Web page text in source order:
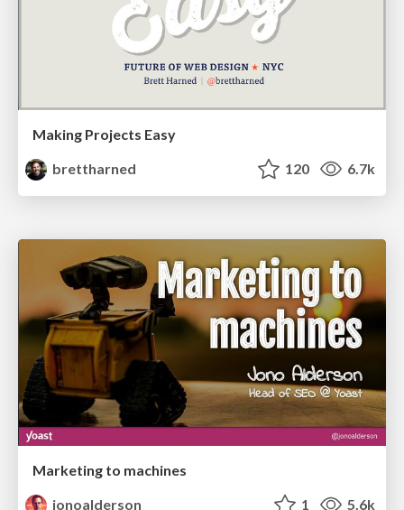
Making Projects Easy
brettharned
120 6.7k
Marketing to machines
jonoalderson
1 5.6k